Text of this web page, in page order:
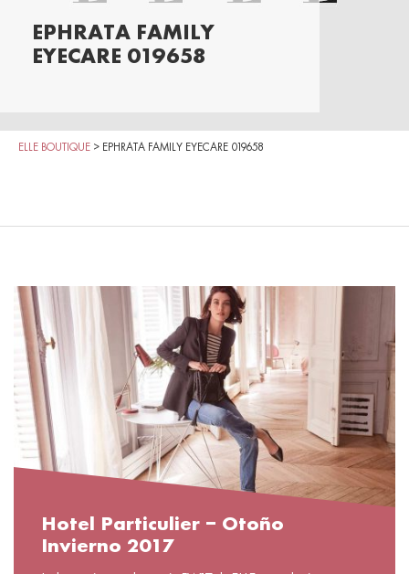
EPHRATA FAMILY
EYECARE 019658
ELLE BOUTIQUE > EPHRATA FAMILY EYECARE 019658
Hotel Particulier – Otoño
Invierno 2017